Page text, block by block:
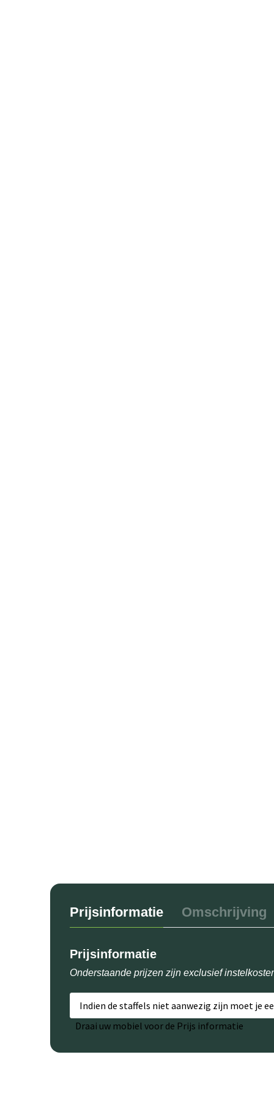
Prijsinformatie Omschrijving
Prijsinformatie
Onderstaande prijzen zijn exclusief
Indien de staffels niet aanwezig zijn moet je
Draai uw mobiel voor de Prijs informatie